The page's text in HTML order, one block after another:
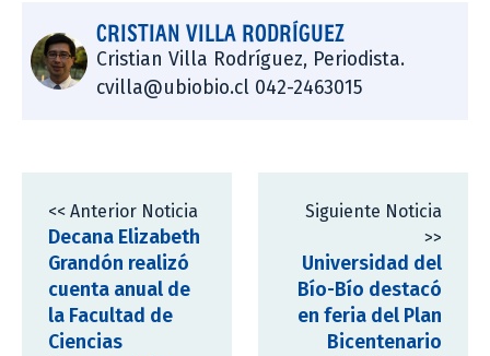
CRISTIAN VILLA RODRÍGUEZ
Cristian Villa Rodríguez, Periodista.
cvilla@ubiobio.cl 042-2463015
<< Anterior Noticia
Decana Elizabeth
Grandón realizó
cuenta anual de
la Facultad de
Ciencias
Siguiente Noticia
>>
Universidad del
Bío-Bío destacó
en feria del Plan
Bicentenario